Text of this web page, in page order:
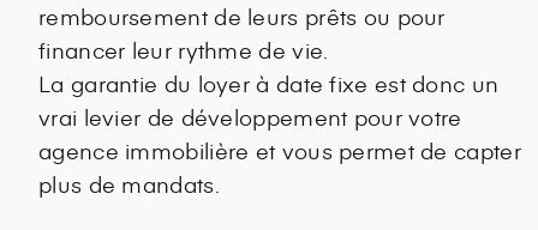
remboursement de leurs prêts ou pour
financer leur rythme de vie.
La garantie du loyer à date fixe est donc un
vrai levier de développement pour votre
agence immobilière et vous permet de capter
plus de mandats.